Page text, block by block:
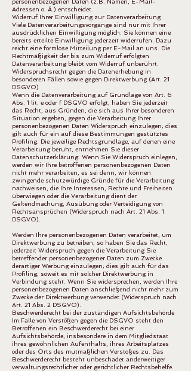
personenbezogenen Daten (z.B. Namen, E-Mail-
Adressen o. Ä.) entscheidet.
Widerruf Ihrer Einwilligung zur Datenverarbeitung
Viele Datenverarbeitungsvorgänge sind nur mit Ihrer
ausdrücklichen Einwilligung möglich. Sie können eine
bereits erteilte Einwilligung jederzeit widerrufen. Dazu
reicht eine formlose Mitteilung per E-Mail an uns. Die
Rechtmäßigkeit der bis zum Widerruf erfolgten
Datenverarbeitung bleibt vom Widerruf unberührt.
Widerspruchsrecht gegen die Datenerhebung in
besonderen Fällen sowie gegen Direktwerbung (Art. 21
DSGVO)
Wenn die Datenverarbeitung auf Grundlage von Art. 6
Abs. 1 lit. e oder f DSGVO erfolgt, haben Sie jederzeit
das Recht, aus Gründen, die sich aus Ihrer besonderen
Situation ergeben, gegen die Verarbeitung Ihrer
personenbezogenen Daten Widerspruch einzulegen; dies
gilt auch für ein auf diese Bestimmungen gestütztes
Profiling. Die jeweilige Rechtsgrundlage, auf denen eine
Verarbeitung beruht, entnehmen Sie dieser
Datenschutzerklärung. Wenn Sie Widerspruch einlegen,
werden wir Ihre betroffenen personenbezogenen Daten
nicht mehr verarbeiten, es sei denn, wir können
zwingende schutzwürdige Gründe für die Verarbeitung
nachweisen, die Ihre Interessen, Rechte und Freiheiten
überwiegen oder die Verarbeitung dient der
Geltendmachung, Ausübung oder Verteidigung von
Rechtsansprüchen (Widerspruch nach Art. 21 Abs. 1
DSGVO).
Werden Ihre personenbezogenen Daten verarbeitet, um
Direktwerbung zu betreiben, so haben Sie das Recht,
jederzeit Widerspruch gegen die Verarbeitung Sie
betreffender personenbezogener Daten zum Zwecke
derartiger Werbung einzulegen; dies gilt auch für das
Profiling, soweit es mit solcher Direktwerbung in
Verbindung steht. Wenn Sie widersprechen, werden Ihre
personenbezogenen Daten anschließend nicht mehr zum
Zwecke der Direktwerbung verwendet (Widerspruch nach
Art. 21 Abs. 2 DSGVO).
Beschwerderecht bei der zuständigen Aufsichtsbehörde
Im Falle von Verstößen gegen die DSGVO steht den
Betroffenen ein Beschwerderecht bei einer
Aufsichtsbehörde, insbesondere in dem Mitgliedstaat
ihres gewöhnlichen Aufenthalts, ihres Arbeitsplatzes
oder des Orts des mutmaßlichen Verstoßes zu. Das
Beschwerderecht besteht unbeschadet anderweitiger
verwaltungsrechtlicher oder gerichtlicher Rechtsbehelfe.